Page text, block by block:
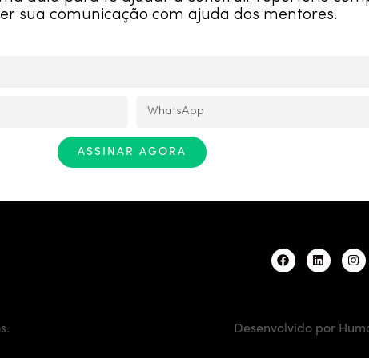
sua comunicação com ajuda dos mentores.
ASSINAR AGORA
Desenvolvido por